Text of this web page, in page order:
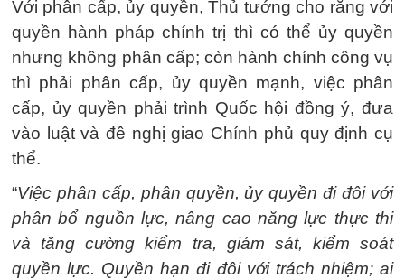
Với phân cấp, ủy quyền, Thủ tướng cho rằng với
quyền hành pháp chính trị thì có thể ủy quyền
nhưng không phân cấp; còn hành chính công vụ
thì phải phân cấp, ủy quyền mạnh, việc phân
cấp, ủy quyền phải trình Quốc hội đồng ý, đưa
vào luật và đề nghị giao Chính phủ quy định cụ
thể.
“Việc phân cấp, phân quyền, ủy quyền đi đôi với
phân bổ nguồn lực, nâng cao năng lực thực thi
và tăng cường kiểm tra, giám sát, kiểm soát
quyền lực. Quyền hạn đi đôi với trách nhiệm; ai